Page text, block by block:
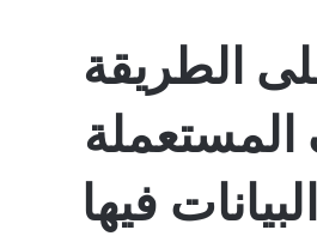
الطريقة
المستعملة
فيها